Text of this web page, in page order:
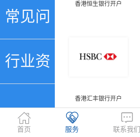
务
常见问
题
行业资
讯
香港恒生银行开户
香港汇丰银行开户
首页 服务 联系我们